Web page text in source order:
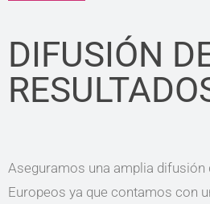
DIFUSIÓN
Aseguramos una amplia
Europeos ya que contamos con